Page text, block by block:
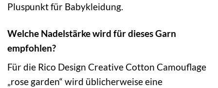
Pluspunkt für Babykleidung.
Welche Nadelstärke wird für dieses Garn
empfohlen?
Für die Rico Design Creative Cotton Camouflage
„rose garden“ wird üblicherweise eine